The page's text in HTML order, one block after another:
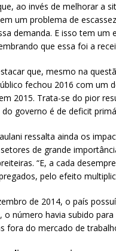
ao invés de melhorar a
um problema de
demanda. E isso tem
que essa foi a
que, mesmo na
fechou 2016 com um
2015. Trata-se do pior
governo é de deficit
ressalta ainda os
de grande
“E, a cada
pelo efeito
de 2014, o país
o número havia subido
fora do mercado de